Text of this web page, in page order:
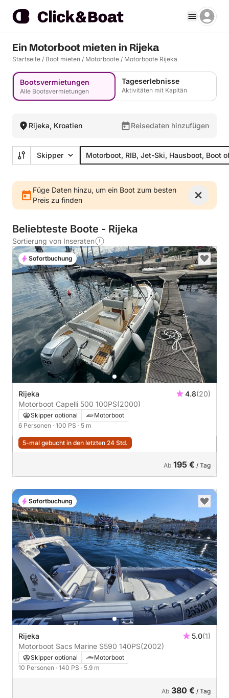
Ein Motorboot mieten in Rijeka
Startseite / Boot mieten / Motorboote / Motorboote Rijeka
Bootsvermietungen
Alle Bootsvermietungen
Tageserlebnisse
Aktivitäten mit Kapitän
Rijeka, Kroatien Reisedaten hinzufügen
Skipper Motorboot, RIB, Jet-Ski, Hausboot, Boot
Füge Daten hinzu, um ein Boot zum besten
Preis zu finden
Beliebteste Boote - Rijeka
Sortierung von Inseraten
Rijeka 4.8(20)
Motorboot Capelli 500 100PS(2000)
Skipper optional
Motorboot
6 Personen · 100 PS · 5 m
5-mal gebucht in den letzten 24 Std.
Ab 195 € / Tag
Sofortbuchung
Rijeka 5.0(1)
Motorboot Sacs Marine S590 140PS(2002)
Skipper optional
Motorboot
10 Personen · 140 PS · 5.9 m
Ab 380 € / Tag
Sofortbuchung